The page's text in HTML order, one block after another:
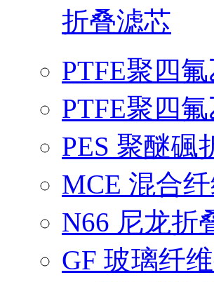
折叠滤芯
PTFE聚四
PTFE聚四
PES 聚醚碸
MCE 混合
N66 尼龙折
GF 玻璃纤